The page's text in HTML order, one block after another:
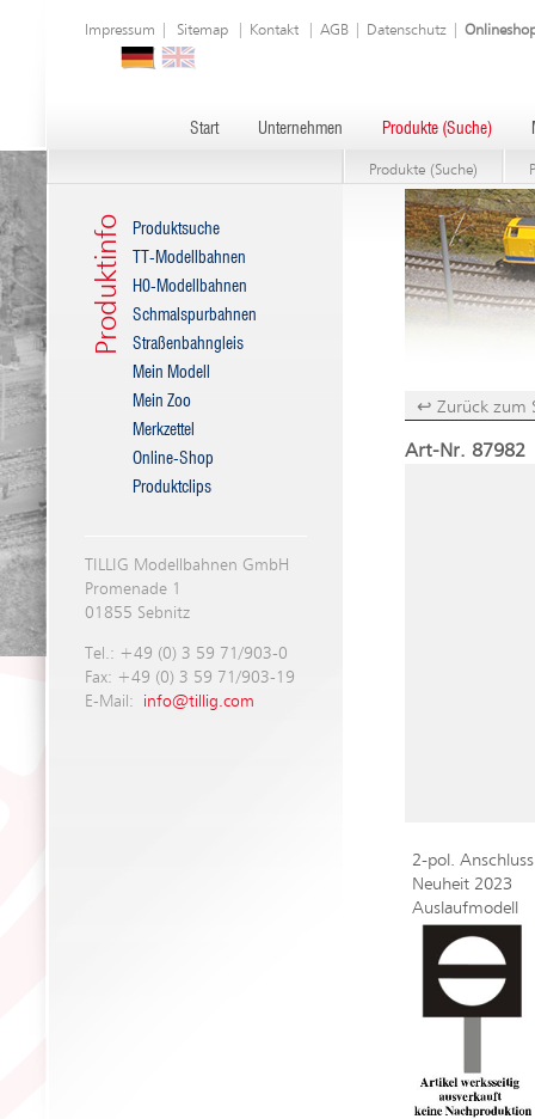
Impressum Sitemap Kontakt AGB Datenschutz
Start Unternehmen Produkte (Suche)
Produkte (Suche)
Produktinfo
Produktsuche
TT-Modellbahnen
H0-Modellbahnen
Schmalspurbahnen
Straßenbahngleis
Mein Modell
Mein Zoo
Merkzettel
Online-Shop
Produktclips
TILLIG Modellbahnen GmbH
Promenade 1
01855 Sebnitz
Tel.: +49 (0) 3 59 71/903-0
Fax: +49 (0) 3 59 71/903-19
E-Mail: info@tillig.com
↩ Zurück zum
Art-Nr. 87982
2-pol.
Neuheit 2023
Auslaufmodell